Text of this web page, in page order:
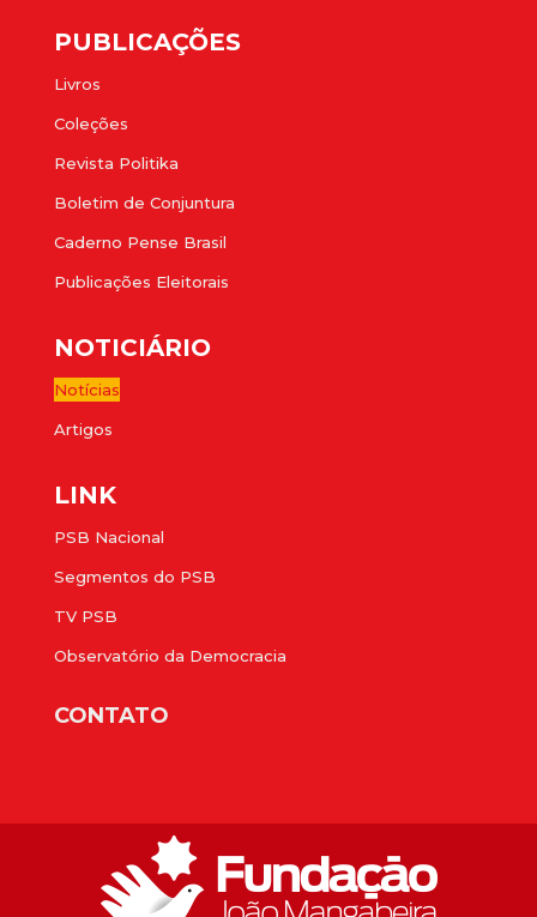
PUBLICAÇÕES
Livros
Coleções
Revista Politika
Boletim de Conjuntura
Caderno Pense Brasil
Publicações Eleitorais
NOTICIÁRIO
Notícias
Artigos
LINK
PSB Nacional
Segmentos do PSB
TV PSB
Observatório da Democracia
CONTATO